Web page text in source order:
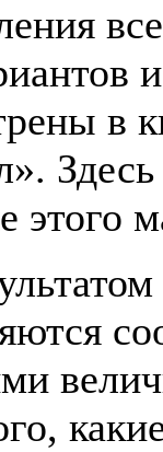
в
этого